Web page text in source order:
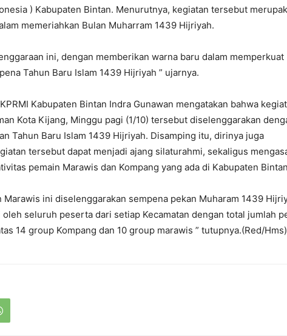
) Kabupaten Bintan. Menurutnya, kegiatan tersebut
memeriahkan Bulan Muharram 1439 Hijriyah.
ini, dengan memberikan warna baru dalam memperkuat
Tahun Baru Islam 1439 Hijriyah ” ujarnya.
Kabupaten Bintan Indra Gunawan mengatakan bahwa
Kota Kijang, Minggu pagi (1/10) tersebut diselenggarakan
Tahun Baru Islam 1439 Hijriyah. Disamping itu, dirinya juga
tersebut dapat menjadi ajang silaturahmi, sekaligus
pemain Marawis dan Kompang yang ada di Kabupaten
Marawis ini diselenggarakan sempena pekan Muharam 1439
seluruh peserta dari setiap Kecamatan dengan total jumlah
14 group Kompang dan 10 group marawis ” tutupnya.(Red/Hms)